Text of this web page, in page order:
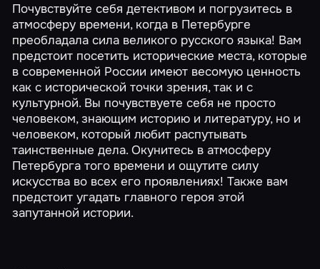
Почувствуйте себя детективом и погрузитесь в
атмосферу времени, когда в Петербурге
преобладала сила великого русского языка! Вам
предстоит посетить исторические места, которые
в современной России имеют весомую ценность
как с исторической точки зрения, так и с
культурной. Вы почувствуете себя не просто
человеком, знающим историю и литературу, но и
человеком, который любит распутывать
таинственные дела. Окунитесь в атмосферу
Петербурга того времени и ощутите силу
искусства во всех его проявлениях! Также вам
предстоит угадать главного героя этой
запутанной истории.